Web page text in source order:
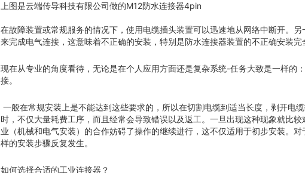
上图是云端传导科技有限公司做的M12防水连接器4pin
在故障装置或常规服务的情况下，使用电缆插头装置可以迅速地从网络中断开。
来完成电气连接，这意味着不正确的安装，特别是防水连接器装置的不正确安装完
现在从专业的角度看待，无论是在个人应用方面还是复杂系统-任务大致是一样的
接。
一般在常规安装上是不能达到这些要求的，所以在切割电缆到适当长度，剥开电
时，不仅大量耗费工序，而且经常会导致错误以及返工。一旦出现这种现象就比
业（机械和电气安装）的合作妨碍了操作的继续进行，这不仅适用于初步安装。
样的安装步骤反复发生。
如何选择合适的工业连接器？